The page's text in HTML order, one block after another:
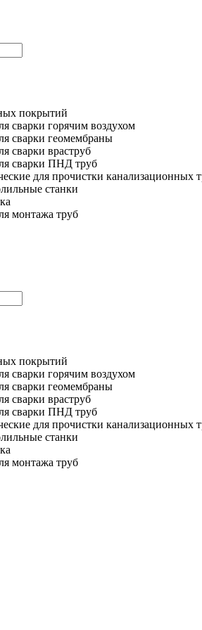
покрытий
сварки горячим воздухом
сварки геомембраны
сварки враструб
сварки ПНД труб
для прочистки канализационных
станки
монтажа труб
покрытий
сварки горячим воздухом
сварки геомембраны
сварки враструб
сварки ПНД труб
для прочистки канализационных
станки
монтажа труб